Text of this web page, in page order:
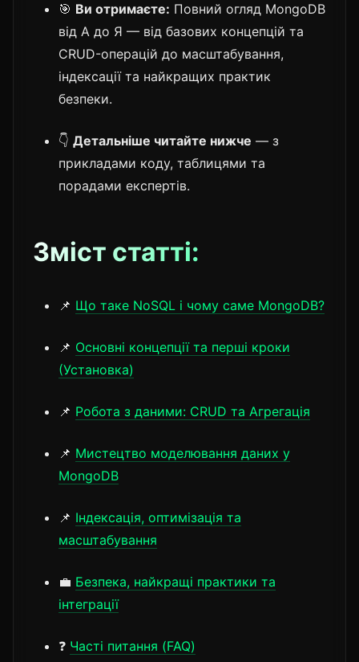
🎯 Ви отримаєте: Повний огляд MongoDB
від А до Я — від базових концепцій та
CRUD-операцій до масштабування,
індексації та найкращих практик
безпеки.
👇 Детальніше читайте нижче — з
прикладами коду, таблицями та
порадами експертів.
Зміст статті:
📌 Що таке NoSQL і чому саме MongoDB?
📌 Основні концепції та перші кроки
(Установка)
📌 Робота з даними: CRUD та Агрегація
📌 Мистецтво моделювання даних у
MongoDB
📌 Індексація, оптимізація та
масштабування
💼 Безпека, найкращі практики та
інтеграції
❓ Часті питання (FAQ)